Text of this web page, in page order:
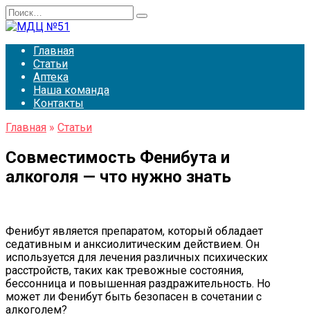
Перейти
к
Search
for:
Главная
Статьи
Аптека
Наша команда
Контакты
Главная » Статьи
Совместимость Фенибута и
алкоголя — что нужно знать
Фенибут является препаратом, который обладает
седативным и анксиолитическим действием. Он
используется для лечения различных психических
расстройств, таких как тревожные состояния,
бессонница и повышенная раздражительность. Но
может ли Фенибут быть безопасен в сочетании с
алкоголем?